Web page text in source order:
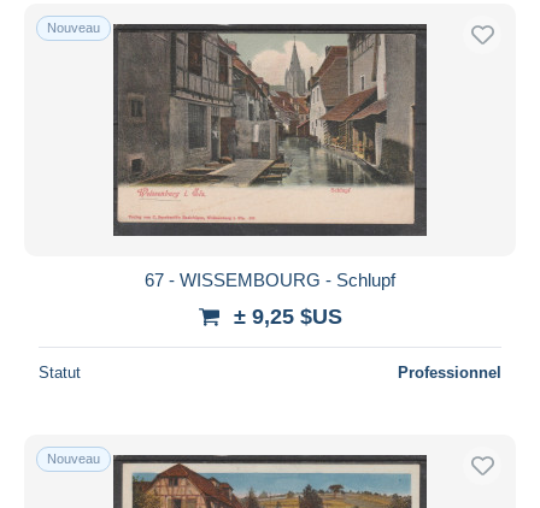
Nouveau
67 - WISSEMBOURG - Schlupf
± 9,25 $US
Statut Professionnel
Nouveau